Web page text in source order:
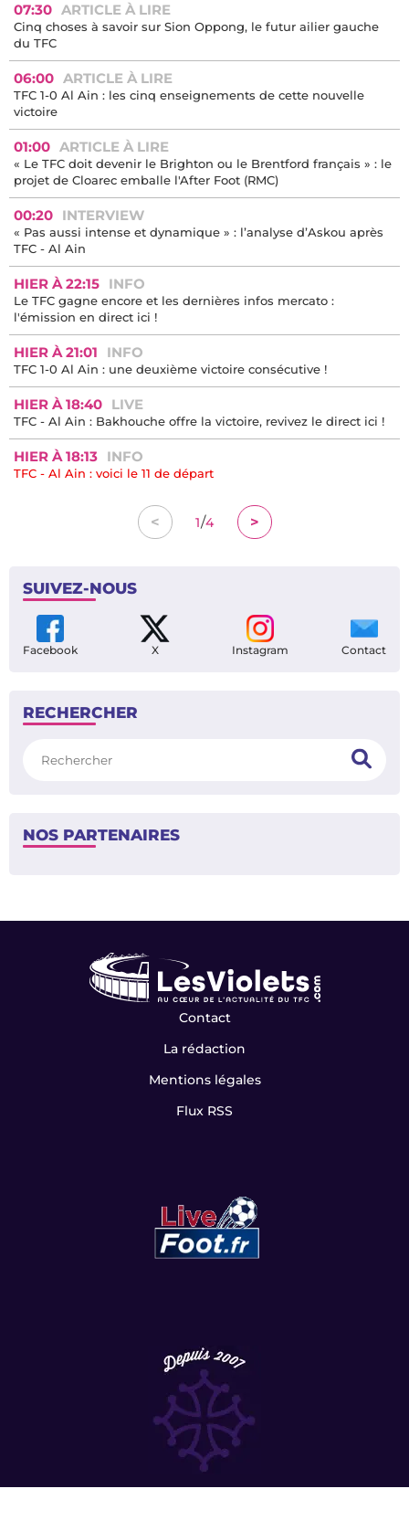
07:30 ARTICLE À LIRE
Cinq choses à savoir sur Sion Oppong, le futur ailier gauche
du TFC
06:00 ARTICLE À LIRE
TFC 1-0 Al Ain : les cinq enseignements de cette nouvelle
victoire
01:00 ARTICLE À LIRE
« Le TFC doit devenir le Brighton ou le Brentford français » : le
projet de Cloarec emballe l'After Foot (RMC)
00:20 INTERVIEW
« Pas aussi intense et dynamique » : l’analyse d’Askou après
TFC - Al Ain
HIER À 22:15 INFO
Le TFC gagne encore et les dernières infos mercato :
l'émission en direct ici !
HIER À 21:01 INFO
TFC 1-0 Al Ain : une deuxième victoire consécutive !
HIER À 18:40 LIVE
TFC - Al Ain : Bakhouche offre la victoire, revivez le direct ici !
HIER À 18:13 INFO
TFC - Al Ain : voici le 11 de départ
< 1/4 >
SUIVEZ-NOUS
Facebook X Instagram Contact
RECHERCHER
NOS PARTENAIRES
Contact
La rédaction
Mentions légales
Flux RSS